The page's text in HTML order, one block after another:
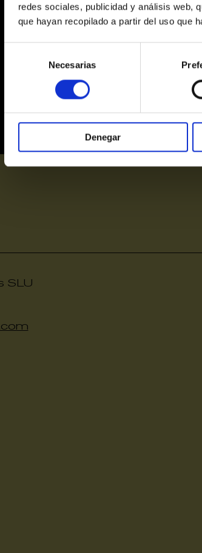
redes sociales, publicidad y análisis web,
que hayan recopilado a partir del uso que
consentimiento
Necesarias
Denegar
Alta
SLU